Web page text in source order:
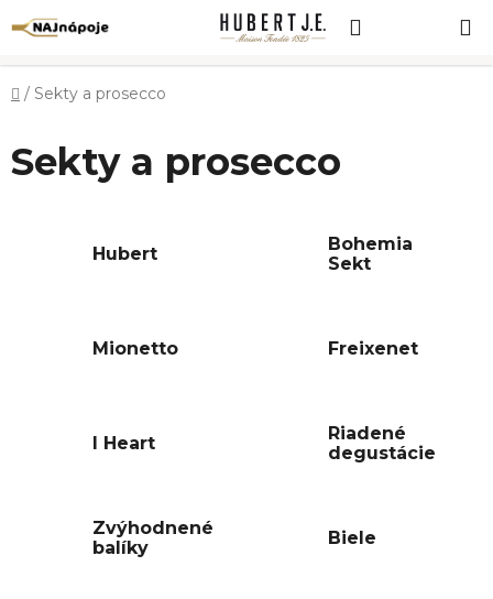
na
KOŠÍK
Domov
/ Sekty a prosecco
Sekty a prosecco
Hubert
Bohemia
Sekt
Mionetto Freixenet
I Heart
Riadené
degustácie
Zvýhodnené
balíky
Biele